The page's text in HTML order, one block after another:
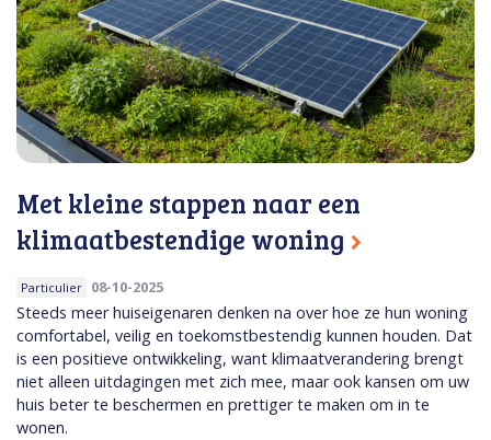
Met kleine stappen naar een
klimaatbestendige woning
Particulier 08-10-2025
Steeds meer huiseigenaren denken na over hoe ze hun woning
comfortabel, veilig en toekomstbestendig kunnen houden. Dat
is een positieve ontwikkeling, want klimaatverandering brengt
niet alleen uitdagingen met zich mee, maar ook kansen om uw
huis beter te beschermen en prettiger te maken om in te
wonen.